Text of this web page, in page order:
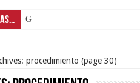
Gobernador Lacava a un
procedimiento (page 30)